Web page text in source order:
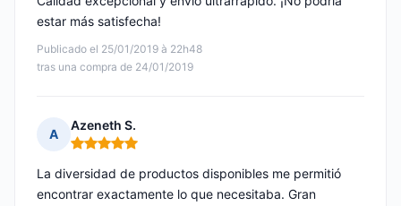
Publicado el 25/01/2019 à 22h48
tras una compra de 24/01/2019
estar más satisfecha!
A
Azeneth S.
Nota: 5 de 5
La diversidad de productos disponibles me permitió
encontrar exactamente lo que necesitaba. Gran